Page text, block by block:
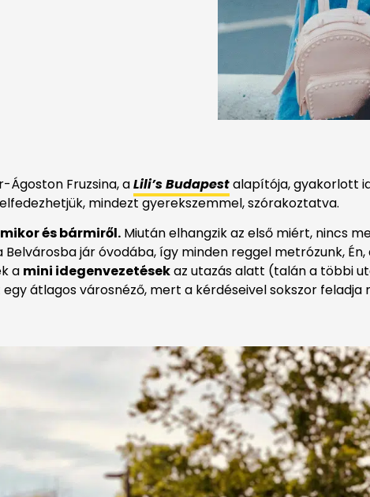
Ágoston Fruzsina, aLili’s Budapestalapítója, gyakorlott
mindezt gyerekszemmel, szórakoztatva.
és bármiről. Miután elhangzik az első miért, nincs
Belvárosba jár óvodába, így minden reggel metrózunk,
a mini idegenvezetésekaz utazás alatt (talán a többi
egy átlagos városnéző, mert a kérdéseivel sokszor